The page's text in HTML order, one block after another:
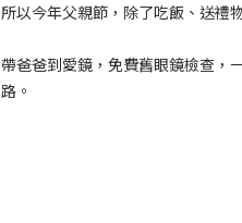
所以今年父親節，除了吃飯、送禮
帶爸爸到愛鏡，免費舊眼鏡檢查，
路。